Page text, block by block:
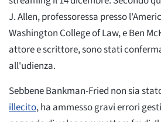
J. Allen, professoressa presso
Washington College of Law, e Ben
attore e scrittore, sono stati
all'udienza.
Sebbene Bankman-Fried non sia
illecito, ha ammesso gravi errori